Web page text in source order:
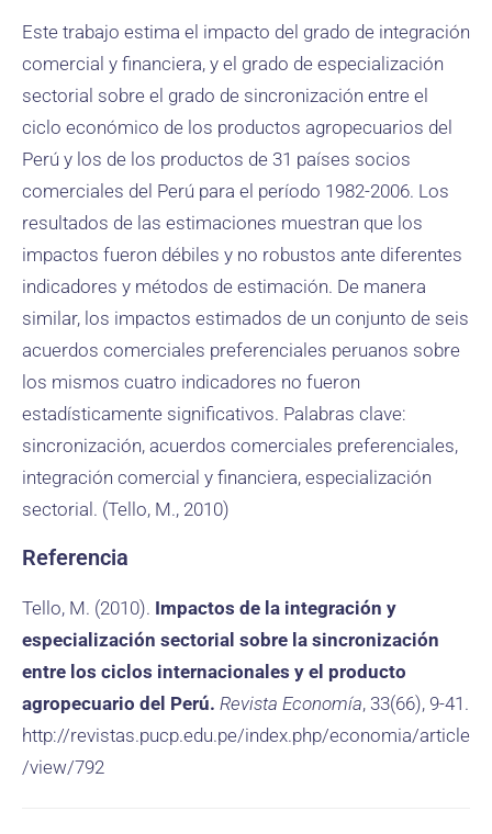
Este trabajo estima el impacto del grado de integración
comercial y financiera, y el grado de especialización
sectorial sobre el grado de sincronización entre el
ciclo económico de los productos agropecuarios del
Perú y los de los productos de 31 países socios
comerciales del Perú para el período 1982-2006. Los
resultados de las estimaciones muestran que los
impactos fueron débiles y no robustos ante diferentes
indicadores y métodos de estimación. De manera
similar, los impactos estimados de un conjunto de seis
acuerdos comerciales preferenciales peruanos sobre
los mismos cuatro indicadores no fueron
estadísticamente significativos. Palabras clave:
sincronización, acuerdos comerciales preferenciales,
integración comercial y financiera, especialización
sectorial. (Tello, M., 2010)
Referencia
Tello, M. (2010). Impactos de la integración y
especialización sectorial sobre la sincronización
entre los ciclos internacionales y el producto
agropecuario del Perú. Revista Economía, 33(66), 9-41.
http://revistas.pucp.edu.pe/index.php/economia/article
/view/792